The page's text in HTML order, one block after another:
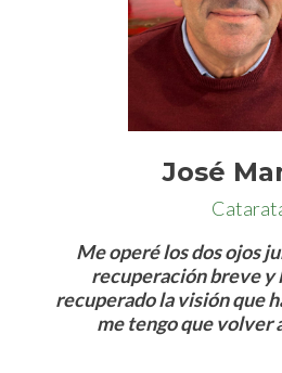
José
Me operé los dos ojos
recuperación breve y
recuperado la visión que
me tengo que volver